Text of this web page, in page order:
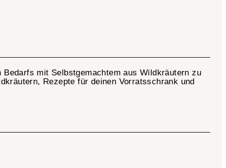
mit Selbstgemachtem aus Wildkräutern zu
Rezepte für deinen Vorratsschrank und